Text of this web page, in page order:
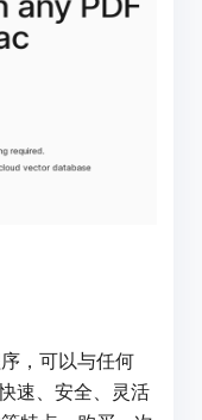
，可以与任何
速、安全、灵活